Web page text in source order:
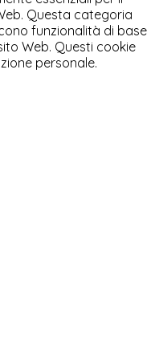
Questa categoria
funzionalità di base
Web. Questi cookie
personale.